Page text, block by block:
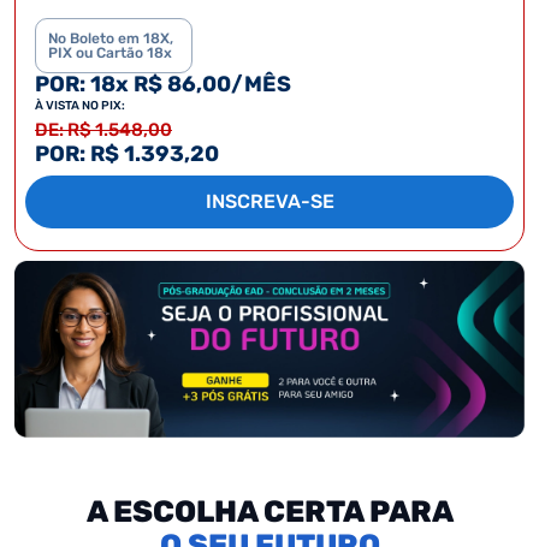
No Boleto em 18X,
PIX ou Cartão 18x
POR: 18x R$ 86,00/MÊS
À VISTA NO PIX:
DE: R$ 1.548,00
POR: R$ 1.393,20
INSCREVA-SE
A ESCOLHA CERTA PARA